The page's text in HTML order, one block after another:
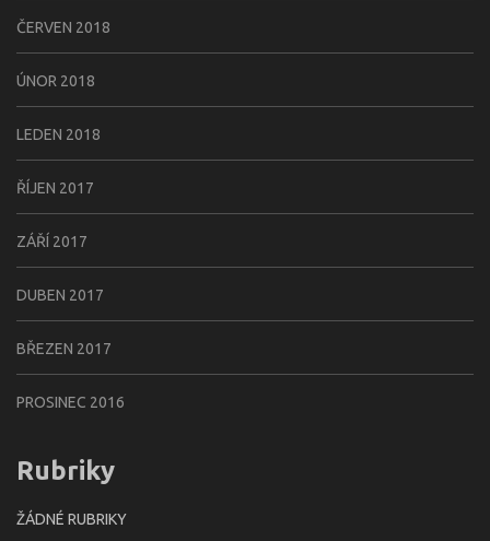
ČERVEN 2018
ÚNOR 2018
LEDEN 2018
ŘÍJEN 2017
ZÁŘÍ 2017
DUBEN 2017
BŘEZEN 2017
PROSINEC 2016
Rubriky
ŽÁDNÉ RUBRIKY